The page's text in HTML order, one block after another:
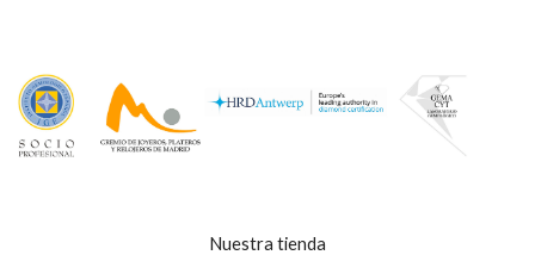
Nuestra tienda